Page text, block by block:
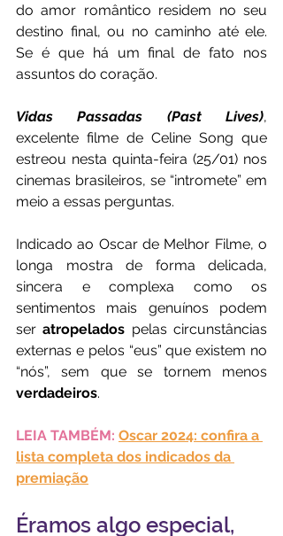
do amor romântico residem no seu
destino final, ou no caminho até ele.
Se é que há um final de fato nos
assuntos do coração.
Vidas Passadas (Past Lives),
excelente filme de Celine Song que
estreou nesta quinta-feira (25/01) nos
cinemas brasileiros, se “intromete” em
meio a essas perguntas.
Indicado ao Oscar de Melhor Filme, o
longa mostra de forma delicada,
sincera e complexa como os
sentimentos mais genuínos podem
ser atropelados pelas circunstâncias
externas e pelos “eus” que existem no
verdadeiros.
LEIA TAMBÉM: Oscar 2024: confira a
lista completa dos indicados da
premiação
Éramos algo especial,